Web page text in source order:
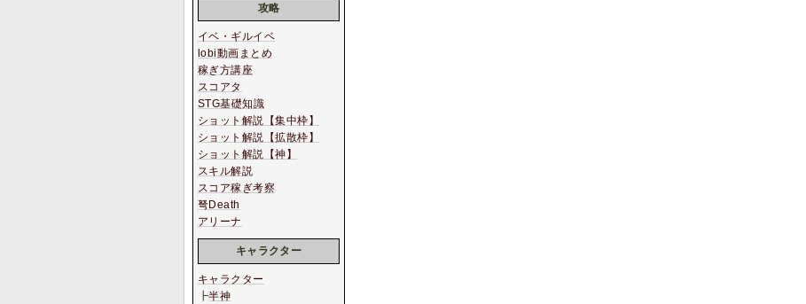
攻略
イベ・ギルイベ
lobi動画まとめ
稼ぎ方講座
スコアタ
STG基礎知識
ショット解説【集中枠】
ショット解説【拡散枠】
ショット解説【神】
スキル解説
スコア稼ぎ考察
弩Death
アリーナ
キャラクター
キャラクター
┣半神